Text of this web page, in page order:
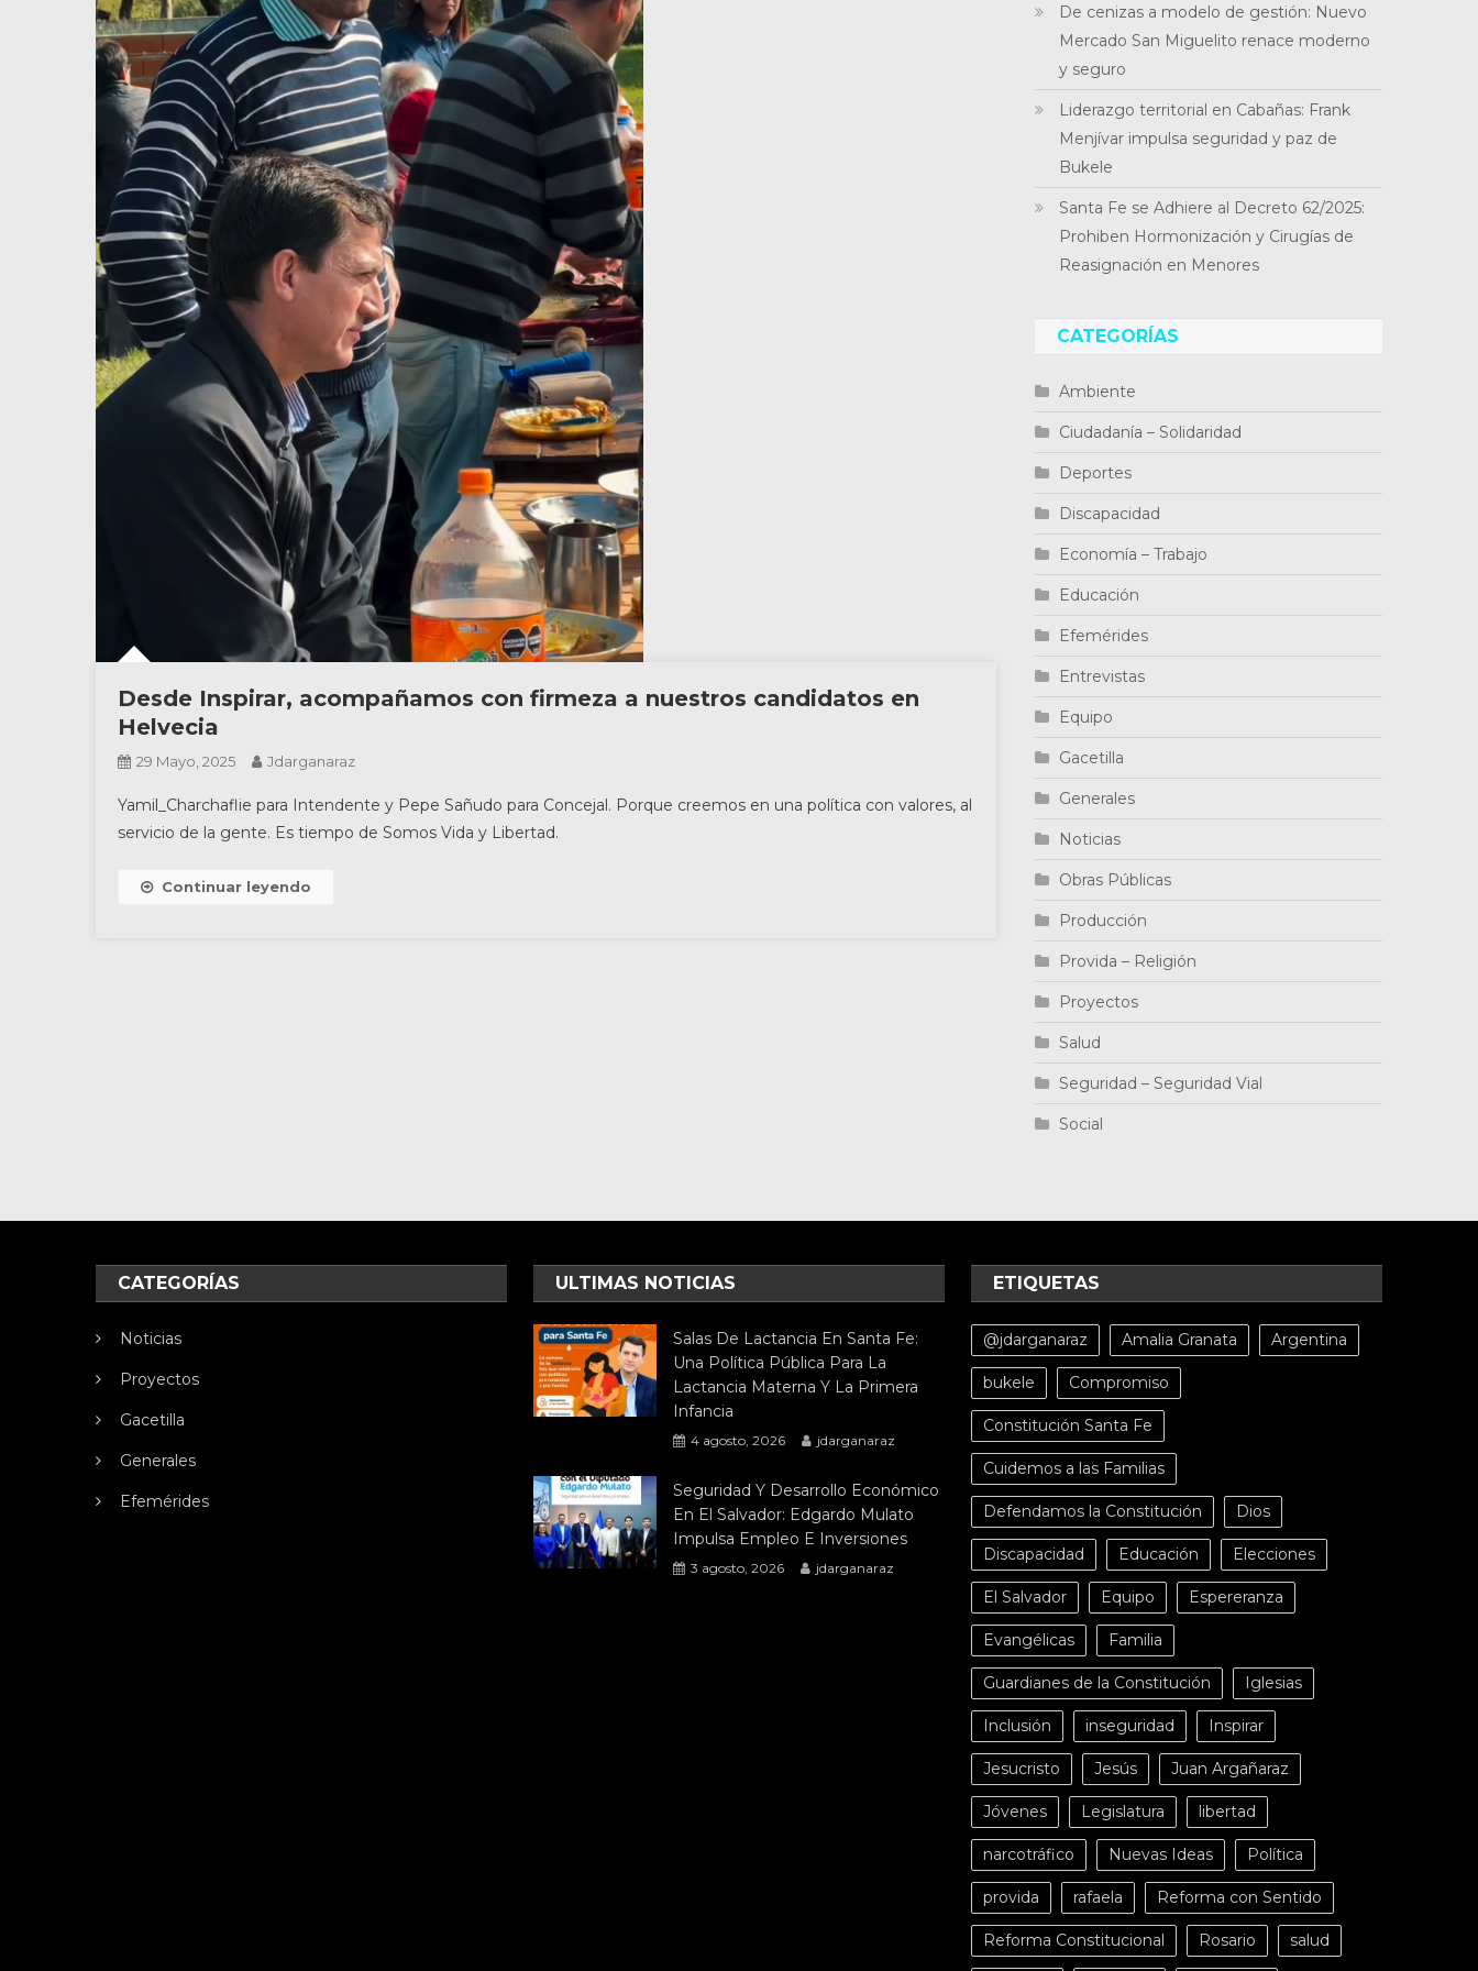
Desde Inspirar, acompañamos con firmeza a nuestros candidatos en
Helvecia
29 Mayo, 2025 Jdarganaraz
Yamil_Charchaflie para Intendente y Pepe Sañudo para Concejal. Porque creemos en una política con valores, al
servicio de la gente. Es tiempo de Somos Vida y Libertad.
Continuar leyendo
De cenizas a modelo de gestión: Nuevo
Mercado San Miguelito renace moderno
y seguro
Liderazgo territorial en Cabañas: Frank
Menjívar impulsa seguridad y paz de
Bukele
Santa Fe se Adhiere al Decreto 62/2025:
Prohiben Hormonización y Cirugías de
Reasignación en Menores
CATEGORÍAS
Ambiente
Ciudadanía – Solidaridad
Deportes
Discapacidad
Economía – Trabajo
Educación
Efemérides
Entrevistas
Equipo
Gacetilla
Generales
Noticias
Obras Públicas
Producción
Provida – Religión
Proyectos
Salud
Seguridad – Seguridad Vial
Social
CATEGORÍAS
Noticias
Proyectos
Gacetilla
Generales
Efemérides
ULTIMAS NOTICIAS
Salas De Lactancia En Santa Fe:
Una Política Pública Para La
Lactancia Materna Y La Primera
Infancia
4 agosto, 2026 jdarganaraz
Seguridad Y Desarrollo Económico
En El Salvador: Edgardo Mulato
Impulsa Empleo E Inversiones
3 agosto, 2026 jdarganaraz
ETIQUETAS
@jdarganaraz Amalia Granata Argentina
bukele Compromiso
Constitución Santa Fe
Cuidemos a las Familias
Defendamos la Constitución Dios
Discapacidad Educación Elecciones
El Salvador Equipo Espereranza
Evangélicas Familia
Guardianes de la Constitución Iglesias
Inclusión inseguridad Inspirar
Jesucristo Jesús Juan Argañaraz
Jóvenes Legislatura libertad
narcotráfico Nuevas Ideas Política
provida rafaela Reforma con Sentido
Reforma Constitucional Rosario salud